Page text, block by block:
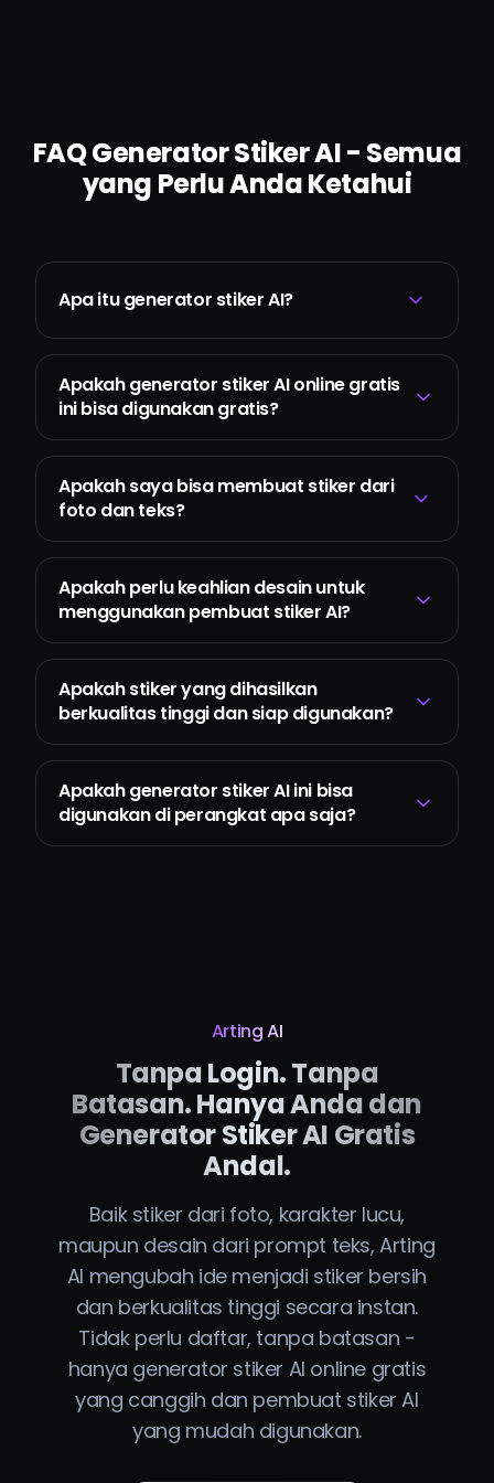
FAQ Generator Stiker AI - Semua
yang Perlu Anda Ketahui
Apa itu generator stiker AI?
Apakah generator stiker AI online gratis
ini bisa digunakan gratis?
Apakah saya bisa membuat stiker dari
foto dan teks?
Apakah perlu keahlian desain untuk
menggunakan pembuat stiker AI?
Apakah stiker yang dihasilkan
berkualitas tinggi dan siap digunakan?
Apakah generator stiker AI ini bisa
digunakan di perangkat apa saja?
Arting AI
Tanpa Login. Tanpa
Batasan. Hanya Anda dan
Generator Stiker AI Gratis
Andal.
Baik stiker dari foto, karakter lucu,
maupun desain dari prompt teks, Arting
AI mengubah ide menjadi stiker bersih
dan berkualitas tinggi secara instan.
Tidak perlu daftar, tanpa batasan -
hanya generator stiker AI online gratis
yang canggih dan pembuat stiker AI
yang mudah digunakan.